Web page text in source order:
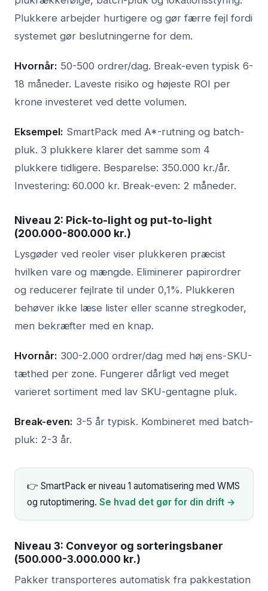
Plukkere arbejder hurtigere og gør færre fejl fordi
systemet gør beslutningerne for dem.
Hvornår: 50-500 ordrer/dag. Break-even typisk 6-
18 måneder. Laveste risiko og højeste ROI per
krone investeret ved dette volumen.
Eksempel: SmartPack med A*-rutning og batch-
pluk. 3 plukkere klarer det samme som 4
plukkere tidligere. Besparelse: 350.000 kr./år.
Investering: 60.000 kr. Break-even: 2 måneder.
Niveau 2: Pick-to-light og put-to-light
(200.000-800.000 kr.)
Lysgøder ved reoler viser plukkeren præcist
hvilken vare og mængde. Eliminerer papirordrer
og reducerer fejlrate til under 0,1%. Plukkeren
behøver ikke læse lister eller scanne stregkoder,
men bekræfter med en knap.
Hvornår: 300-2.000 ordrer/dag med høj ens-SKU-
tæthed per zone. Fungerer dårligt ved meget
varieret sortiment med lav SKU-gentagne pluk.
Break-even: 3-5 år typisk. Kombineret med batch-
pluk: 2-3 år.
👉 SmartPack er niveau 1 automatisering med WMS
og rutoptimering. Se hvad det gør for din drift →
Niveau 3: Conveyor og sorteringsbaner
(500.000-3.000.000 kr.)
Pakker transporteres automatisk fra pakkestation